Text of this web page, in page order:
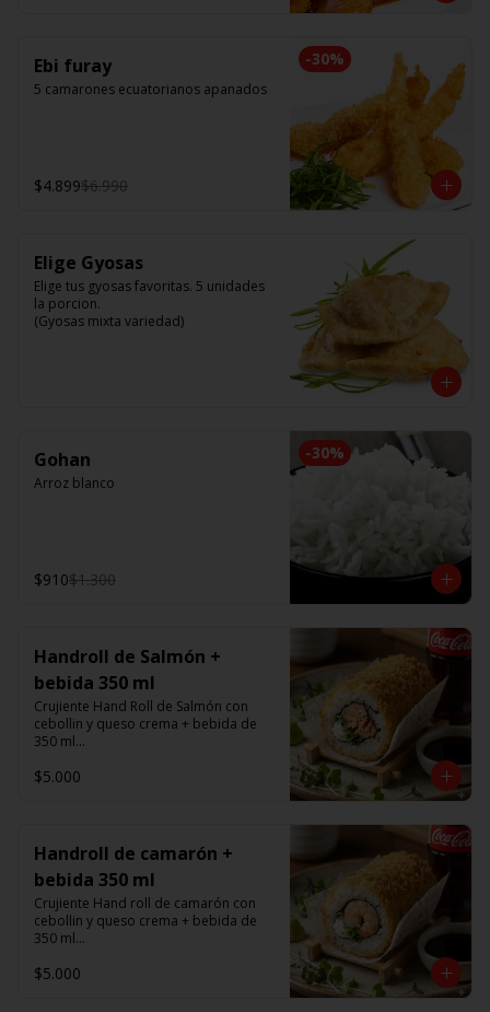
-30%
Ebi furay
5 camarones ecuatorianos apanados
$4.899$6.990
Elige Gyosas
Elige tus gyosas favoritas. 5 unidades
la porcion.
(Gyosas mixta variedad)
-30%
Gohan
Arroz blanco
$910$1.300
Handroll de Salmón +
bebida 350 ml
Crujiente Hand Roll de Salmón con
cebollin y queso crema + bebida de
350 ml
Promoción valida de Lunes a viernes
$5.000
Handroll de camarón +
bebida 350 ml
Crujiente Hand roll de camarón con
cebollin y queso crema + bebida de
350 ml
Promoción valida de Lunes a viernes
$5.000